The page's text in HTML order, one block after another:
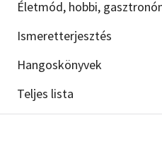
Társadalomtudomány
Természettudomány
Történelem
Vallás
Életmód, hobbi,
Ismeretterjesztés
Hangoskönyvek
Teljes lista